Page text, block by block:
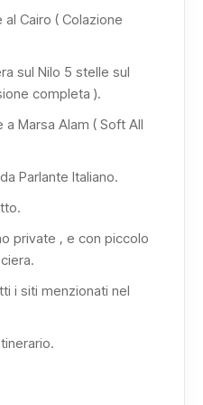
i solenni Colossi di
Re e il maestoso Tempio di
di Horus, uno dei templi
Egitto.
il Tempio di Kom
la sua doppia
Cairo ( Colazione
sul Nilo 5 stelle sul
completa ).
Marsa Alam ( Soft All
Parlante Italiano.
private , e con piccolo
i siti menzionati nel